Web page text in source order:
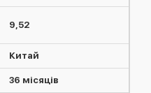
9,52
Китай
36 місяців